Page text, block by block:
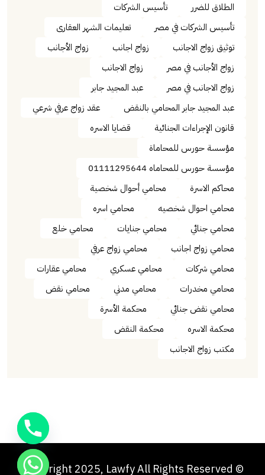
الطلاق للضرر
تأسيس الشركات
تأسيس الشركات في مصر
تعليمات الشهر العقارى
توثيق زواج الاجانب
زواج اجانب
زواج الأجانب
زواج الأجانب في مصر
زواج الاجانب
زواج الاجانب في مصر
عبد المجيد جابر
عبد المجيد جابر المحامي بالنقض
عقد زواج عرفي شرعي
قانون الإجراءات الجنائية
قضايا الاسره
مؤسسة حورس للمحاماة
مؤسسة حورس للمحاماه 01111295644
محاكم الاسرة
محامي أحوال شخصية
محامي احوال شخصيه
محامي اسره
محامي جنائي
محامي جنايات
محامي خلع
محامي زواج اجانب
محامي زواج عرفي
محامي شركات
محامي عسكري
محامي عقارات
محامي مخدرات
محامي مدني
محامي نقض
محامي نقض جنائي
محكمة الأسرة
محكمة الاسره
محكمة النقض
مكتب زواج الاجانب
© Copyright 2025, Lawfy All Rights Reserved.